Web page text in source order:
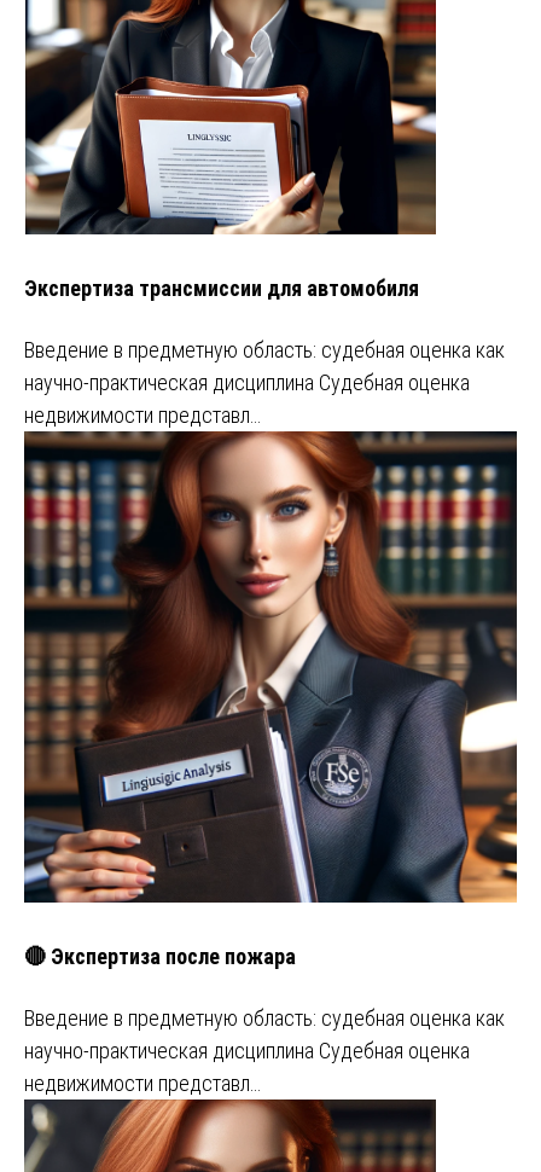
Экспертиза трансмиссии для автомобиля
Введение в предметную область: судебная оценка как
научно-практическая дисциплина Судебная оценка
недвижимости представл…
🔴 Экспертиза после пожара
Введение в предметную область: судебная оценка как
научно-практическая дисциплина Судебная оценка
недвижимости представл…